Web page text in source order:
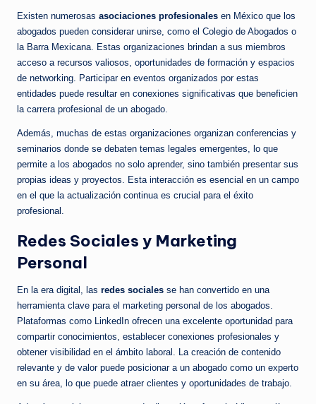
Existen numerosas asociaciones profesionales en México que los
abogados pueden considerar unirse, como el Colegio de Abogados o
la Barra Mexicana. Estas organizaciones brindan a sus miembros
acceso a recursos valiosos, oportunidades de formación y espacios
de networking. Participar en eventos organizados por estas
entidades puede resultar en conexiones significativas que beneficien
la carrera profesional de un abogado.
Además, muchas de estas organizaciones organizan conferencias y
seminarios donde se debaten temas legales emergentes, lo que
permite a los abogados no solo aprender, sino también presentar sus
propias ideas y proyectos. Esta interacción es esencial en un campo
en el que la actualización continua es crucial para el éxito
profesional.
Redes Sociales y Marketing
Personal
En la era digital, las redes sociales se han convertido en una
herramienta clave para el marketing personal de los abogados.
Plataformas como LinkedIn ofrecen una excelente oportunidad para
compartir conocimientos, establecer conexiones profesionales y
obtener visibilidad en el ámbito laboral. La creación de contenido
relevante y de valor puede posicionar a un abogado como un experto
en su área, lo que puede atraer clientes y oportunidades de trabajo.